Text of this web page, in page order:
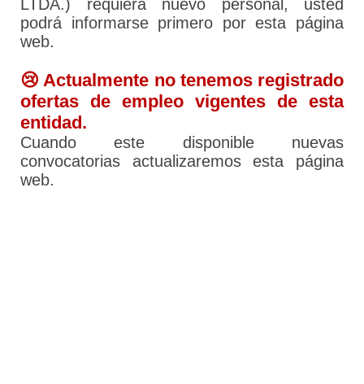
LTDA.) requiera nuevo personal, usted
podrá informarse primero por esta página
web.
😢 Actualmente no tenemos registrado
ofertas de empleo vigentes de esta
entidad.
Cuando este disponible nuevas
convocatorias actualizaremos esta página
web.